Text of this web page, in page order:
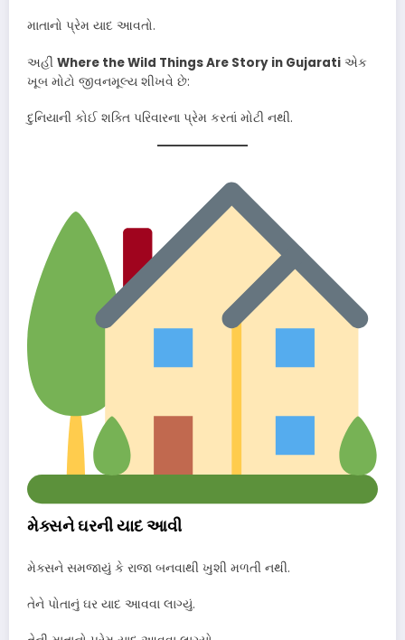
માતાનો પ્રેમ યાદ આવતો.
અહીં Where the Wild Things Are Story in Gujarati એક
ખૂબ મોટો જીવનમૂલ્ય શીખવે છે:
દુનિયાની કોઈ શક્તિ પરિવારના પ્રેમ કરતાં મોટી નથી.
મેક્સને ઘરની યાદ આવી
મેક્સને સમજાયું કે રાજા બનવાથી ખુશી મળતી નથી.
તેને પોતાનું ઘર યાદ આવવા લાગ્યું.